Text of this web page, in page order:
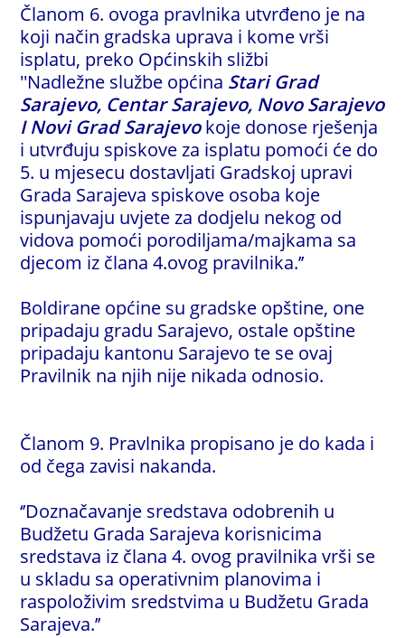
Članom 6. ovoga pravlnika utvrđeno je na
koji način gradska uprava i kome vrši
isplatu, preko Općinskih sližbi
''Nadležne službe općina Stari Grad
Sarajevo, Centar Sarajevo, Novo Sarajevo
I Novi Grad Sarajevokoje donose rješenja
i utvrđuju spiskove za isplatu pomoći će do
5. u mjesecu dostavljati Gradskoj upravi
Grada Sarajeva spiskove osoba koje
ispunjavaju uvjete za dodjelu nekog od
vidova pomoći porodiljama/majkama sa
djecom iz člana 4.ovog pravilnika.’’
Boldirane općine su gradske opštine, one
pripadaju gradu Sarajevo, ostale opštine
pripadaju kantonu Sarajevo te se ovaj
Pravilnik na njih nije nikada odnosio.
Članom 9. Pravlnika propisano je do kada i
od čega zavisi nakanda.
‘’Doznačavanje sredstava odobrenih u
Budžetu Grada Sarajeva korisnicima
sredstava iz člana 4. ovog pravilnika vrši se
u skladu sa operativnim planovima i
raspoloživim sredstvima u Budžetu Grada
Sarajeva.’’